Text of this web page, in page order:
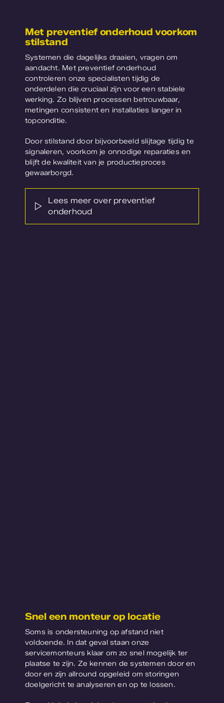
Met preventief onderhoud voorkom
stilstand
Systemen die dagelijks draaien, vragen om
aandacht. Met preventief onderhoud
controleren onze specialisten tijdig de
onderdelen die cruciaal zijn voor een stabiele
werking. Zo blijven processen betrouwbaar,
metingen consistent en installaties langer in
topconditie.
Door stilstand door bijvoorbeeld slijtage tijdig te
signaleren, voorkom je onnodige reparaties en
blijft de kwaliteit van je productieproces
gewaarborgd.
Lees meer over preventief
onderhoud
Snel een monteur op locatie
Soms is ondersteuning op afstand niet
voldoende. In dat geval staan onze
servicemonteurs klaar om zo snel mogelijk ter
plaatse te zijn. Ze kennen de systemen door en
door en zijn allround opgeleid om storingen
doelgericht te analyseren en op te lossen.